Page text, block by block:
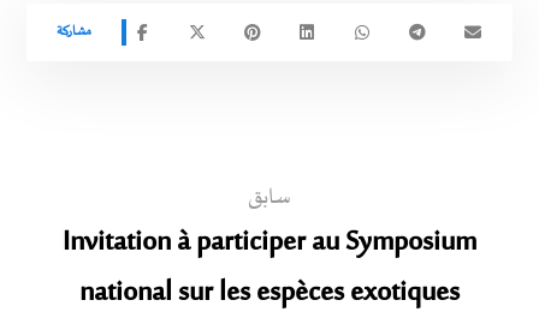
سابق
Invitation à participer au Symposium
national sur les espèces exotiques